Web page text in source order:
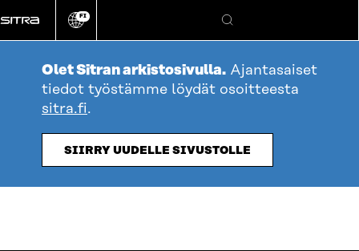
suoraan
sisältöön
Vaihda
kieli
FI
Hae
Olet Sitran arkistosivulla. Ajantasaiset
tiedot työstämme löydät osoitteesta
sitra.fi.
SIIRRY UUDELLE SIVUSTOLLE